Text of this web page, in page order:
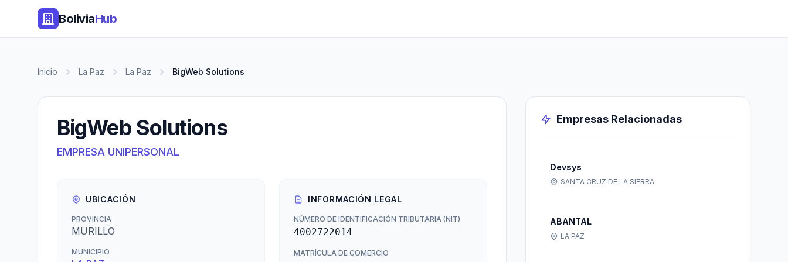
BoliviaHub
Inicio La Paz La Paz BigWeb Solutions
BigWeb Solutions
EMPRESA UNIPERSONAL
UBICACIÓN
PROVINCIA
MURILLO
MUNICIPIO
INFORMACIÓN LEGAL
NÚMERO DE IDENTIFICACIÓN TRIBUTARIA (NIT)
4002722014
MATRÍCULA DE COMERCIO
Empresas Relacionadas
Devsys
SANTA CRUZ DE LA SIERRA
ABANTAL
LA PAZ